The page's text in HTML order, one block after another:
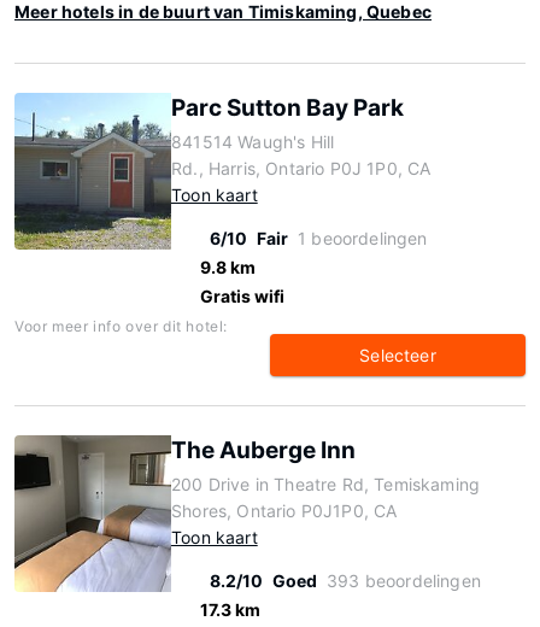
Meer hotels in de buurt van Timiskaming, Quebec
Parc Sutton Bay Park
841514 Waugh's Hill
Rd., Harris, Ontario P0J 1P0, CA
Toon kaart
6/10 Fair 1 beoordelingen
9.8 km
Gratis wifi
Voor meer info over dit hotel:
Selecteer
The Auberge Inn
200 Drive in Theatre Rd, Temiskaming
Shores, Ontario P0J1P0, CA
Toon kaart
8.2/10 Goed 393 beoordelingen
17.3 km